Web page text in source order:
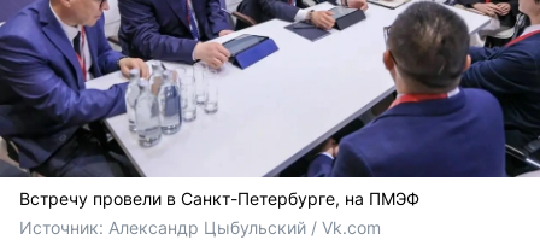
Встречу провели в Санкт-Петербурге, на ПМЭФ
Источник: Александр Цыбульский / Vk.com